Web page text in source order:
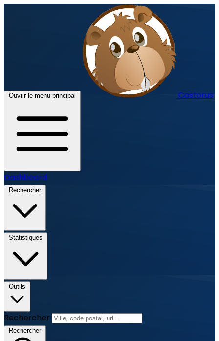
Ouvrir le menu principal Castorus
Dashboard
Rechercher
Statistiques
Outils
Rechercher
Rechercher